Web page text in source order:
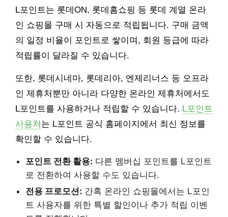
L포인트는 롯데ON, 롯데홈쇼핑 등 롯데 계열 온라
인 쇼핑몰 구매 시 자동으로 적립됩니다. 구매 금액
의 일정 비율이 포인트로 쌓이며, 회원 등급에 따라
적립률이 달라질 수 있습니다.
또한, 롯데시네마, 롯데리아, 엔제리너스 등 오프라
인 제휴처뿐만 아니라 다양한 온라인 제휴처에서도
L포인트를 사용하거나 적립할 수 있습니다. L포인트
사용처 는 L포인트 공식 홈페이지에서 최신 정보를
확인할 수 있습니다.
포인트 전환 활용: 다른 멤버십 포인트를 L포인트
로 전환하여 사용할 수도 있습니다.
전용 프로모션: 간혹 온라인 쇼핑몰에서는 L포인
트 사용자를 위한 특별 할인이나 추가 적립 이벤